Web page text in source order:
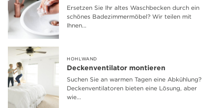
Ersetzen Sie Ihr altes Waschbecken durch ein
schönes Badezimmermöbel? Wir teilen mit
Ihnen...
HOHLWAND
Deckenventilator montieren
Suchen Sie an warmen Tagen eine Abkühlung?
Deckenventilatoren bieten eine Lösung, aber
wie...